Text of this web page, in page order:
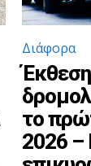
Διάφορα
το
2026 –